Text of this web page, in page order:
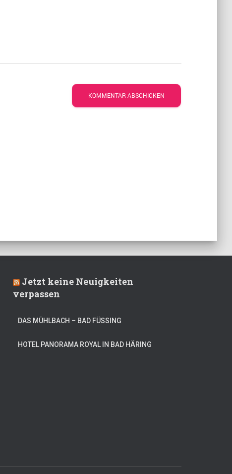
Jetzt keine Neuigkeiten
verpassen
DAS MÜHLBACH – BAD FÜSSING
HOTEL PANORAMA ROYAL IN BAD HÄRING